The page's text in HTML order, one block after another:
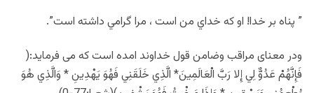
” پناه بر خدا! او که خداي من است ، مرا گرامي داشته است”.
ودر معنای مراقب وضامن قول خداوند امده است که می فرماید:(
فَإِنَّهُمْ عَدُوٌّ لِي إِلا رَبَّ الْعَالَمِينَ* الَّذِي خَلَقَنِي فَهُوَ يَهْدِينِ * وَالَّذِي هُوَ